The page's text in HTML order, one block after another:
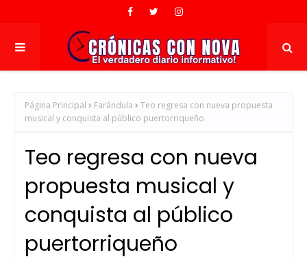
Página Principal Farándula
Teo regresa con nueva propuesta
musical y conquista al público puertorriqueño
Teo regresa con nueva
propuesta musical y
conquista al público
puertorriqueño